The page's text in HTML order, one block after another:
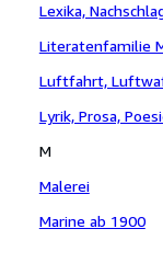
Lexika,
Literatenfamilie
Luftfahrt,
Lyrik, Prosa,
M
Malerei
Marine ab 1900